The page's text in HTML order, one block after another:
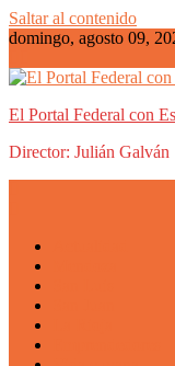
Saltar al contenido
domingo, agosto 09,
El Portal Federal con
Director: Julián Galván